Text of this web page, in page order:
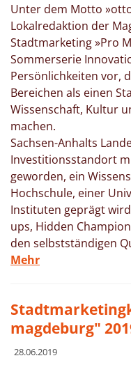
Unter dem Motto
Lokalredaktion der
Stadtmarketing »Pro
Sommerserie
Persönlichkeiten vor,
Bereichen als einen
Wissenschaft, Kultur
machen.
Sachsen-Anhalts
Investitionsstandort
geworden, ein
Hochschule, einer
Instituten geprägt
ups, Hidden
den selbstständigen
Mehr
magdeburg"
28.06.2019